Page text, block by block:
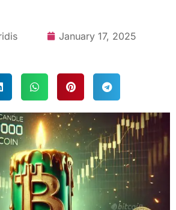
January 17, 2025